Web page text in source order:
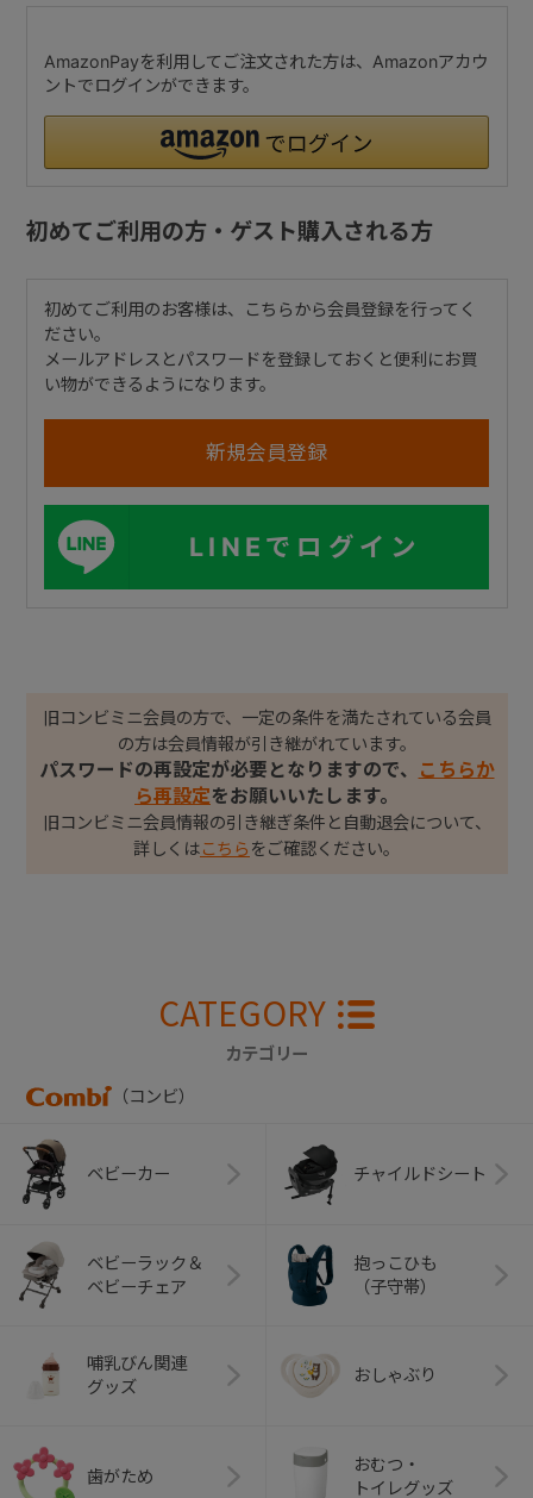
AmazonPayを利用してご注文された方は、Amazonアカウ
ントでログインができます。
初めてご利用の方・ゲスト購入される方
初めてご利用のお客様は、こちらから会員登録を行ってく
ださい。
メールアドレスとパスワードを登録しておくと便利にお買
い物ができるようになります。
LINEでログイン
旧コンビミニ会員の方で、一定の条件を満たされている会員
の方は会員情報が引き継がれています。
パスワードの再設定が必要となりますので、
こちらか
ら再設定をお願いいたします。
旧コンビミニ会員情報の引き継ぎ条件と自動退会について、
詳しくはこちら をご確認ください。
CATEGORY
カテゴリー
（コンビ）
ベビーカー チャイルドシート
ベビーラック＆
ベビーチェア
抱っこひも
（子守帯）
哺乳びん関連
グッズ
おしゃぶり
歯がため
おむつ・
トイレグッズ